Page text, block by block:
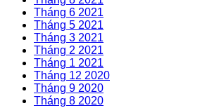
Tháng 6 2021
Tháng 5 2021
Tháng 3 2021
Tháng 2 2021
Tháng 1 2021
Tháng 12 2020
Tháng 9 2020
Tháng 8 2020